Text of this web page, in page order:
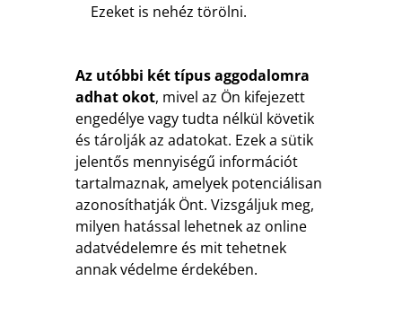
Ezeket is nehéz törölni.
Az utóbbi két típus aggodalomra
adhat okot, mivel az Ön kifejezett
engedélye vagy tudta nélkül követik
és tárolják az adatokat. Ezek a sütik
jelentős mennyiségű információt
tartalmaznak, amelyek potenciálisan
azonosíthatják Önt. Vizsgáljuk meg,
milyen hatással lehetnek az online
adatvédelemre és mit tehetnek
annak védelme érdekében.